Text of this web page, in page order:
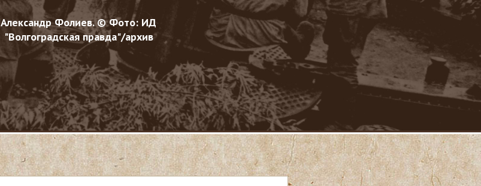
Александр Фолиев. © Фото: ИД
"Волгоградская правда"/архив